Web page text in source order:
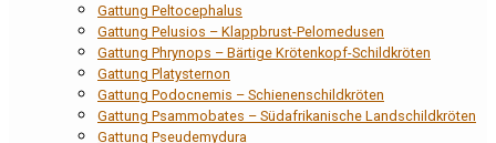
Gattung Peltocephalus
Gattung Pelusios – Klappbrust-Pelomedusen
Gattung Phrynops – Bärtige Krötenkopf-Schildkröten
Gattung Platysternon
Gattung Podocnemis – Schienenschildkröten
Gattung Psammobates – Südafrikanische Landschildkröten
Gattung Pseudemydura